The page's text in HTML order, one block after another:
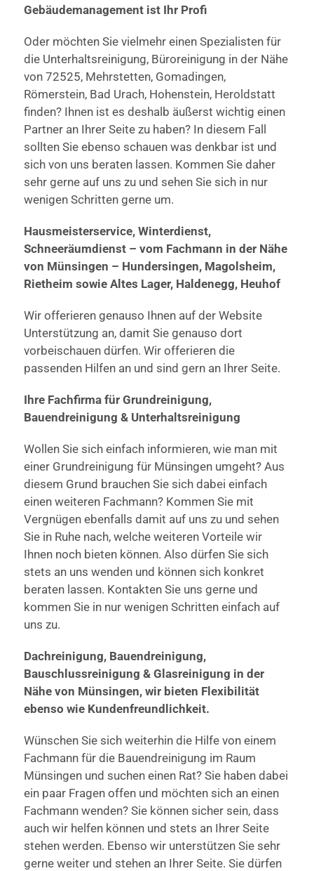
Gebäudemanagement ist Ihr Profi
Oder möchten Sie vielmehr einen Spezialisten für
die Unterhaltsreinigung, Büroreinigung in der Nähe
von 72525, Mehrstetten, Gomadingen,
Römerstein, Bad Urach, Hohenstein, Heroldstatt
finden? Ihnen ist es deshalb äußerst wichtig einen
Partner an Ihrer Seite zu haben? In diesem Fall
sollten Sie ebenso schauen was denkbar ist und
sich von uns beraten lassen. Kommen Sie daher
sehr gerne auf uns zu und sehen Sie sich in nur
wenigen Schritten gerne um.
Hausmeisterservice, Winterdienst,
Schneeräumdienst – vom Fachmann in der Nähe
von Münsingen – Hundersingen, Magolsheim,
Rietheim sowie Altes Lager, Haldenegg, Heuhof
Wir offerieren genauso Ihnen auf der Website
Unterstützung an, damit Sie genauso dort
vorbeischauen dürfen. Wir offerieren die
passenden Hilfen an und sind gern an Ihrer Seite.
Ihre Fachfirma für Grundreinigung,
Bauendreinigung & Unterhaltsreinigung
Wollen Sie sich einfach informieren, wie man mit
einer Grundreinigung für Münsingen umgeht? Aus
diesem Grund brauchen Sie sich dabei einfach
einen weiteren Fachmann? Kommen Sie mit
Vergnügen ebenfalls damit auf uns zu und sehen
Sie in Ruhe nach, welche weiteren Vorteile wir
Ihnen noch bieten können. Also dürfen Sie sich
stets an uns wenden und können sich konkret
beraten lassen. Kontakten Sie uns gerne und
kommen Sie in nur wenigen Schritten einfach auf
uns zu.
Dachreinigung, Bauendreinigung,
Bauschlussreinigung & Glasreinigung in der
Nähe von Münsingen, wir bieten Flexibilität
ebenso wie Kundenfreundlichkeit.
Wünschen Sie sich weiterhin die Hilfe von einem
Fachmann für die Bauendreinigung im Raum
Münsingen und suchen einen Rat? Sie haben dabei
ein paar Fragen offen und möchten sich an einen
Fachmann wenden? Sie können sicher sein, dass
auch wir helfen können und stets an Ihrer Seite
stehen werden. Ebenso wir unterstützen Sie sehr
gerne weiter und stehen an Ihrer Seite. Sie dürfen